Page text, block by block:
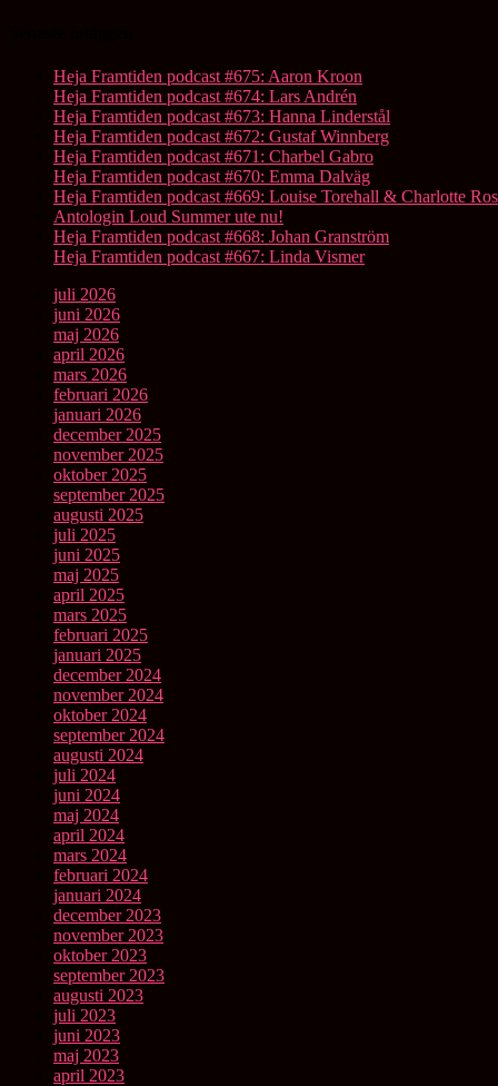
Heja Framtiden podcast #675: Aaron Kroon
Heja Framtiden podcast #674: Lars Andrén
Heja Framtiden podcast #673: Hanna Linderstål
Heja Framtiden podcast #672: Gustaf Winnberg
Heja Framtiden podcast #671: Charbel Gabro
Heja Framtiden podcast #670: Emma Dalväg
Heja Framtiden podcast #669: Louise Torehall & Charlotte
Antologin Loud Summer ute nu!
Heja Framtiden podcast #668: Johan Granström
Heja Framtiden podcast #667: Linda Vismer
juli 2026
juni 2026
maj 2026
april 2026
mars 2026
februari 2026
januari 2026
december 2025
november 2025
oktober 2025
september 2025
augusti 2025
juli 2025
juni 2025
maj 2025
april 2025
mars 2025
februari 2025
januari 2025
december 2024
november 2024
oktober 2024
september 2024
augusti 2024
juli 2024
juni 2024
maj 2024
april 2024
mars 2024
februari 2024
januari 2024
december 2023
november 2023
oktober 2023
september 2023
augusti 2023
juli 2023
juni 2023
maj 2023
april 2023